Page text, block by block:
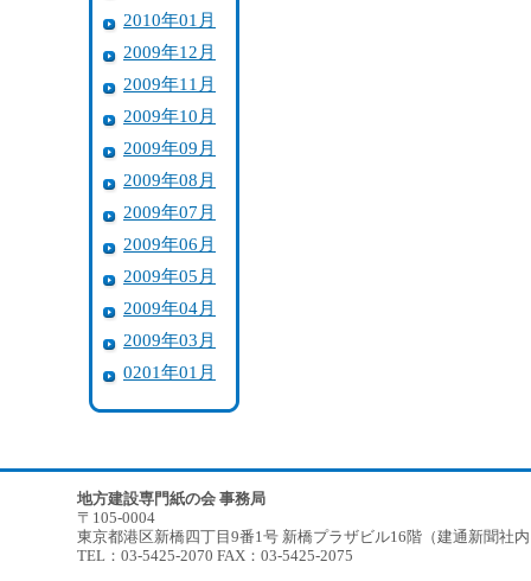
2010年01月
2009年12月
2009年11月
2009年10月
2009年09月
2009年08月
2009年07月
2009年06月
2009年05月
2009年04月
2009年03月
0201年01月
地方建設専門紙の会 事務局
〒105-0004
東京都港区新橋四丁目9番1号 新橋プラザビル16階（建通新聞社
TEL：03-5425-2070 FAX：03-5425-2075